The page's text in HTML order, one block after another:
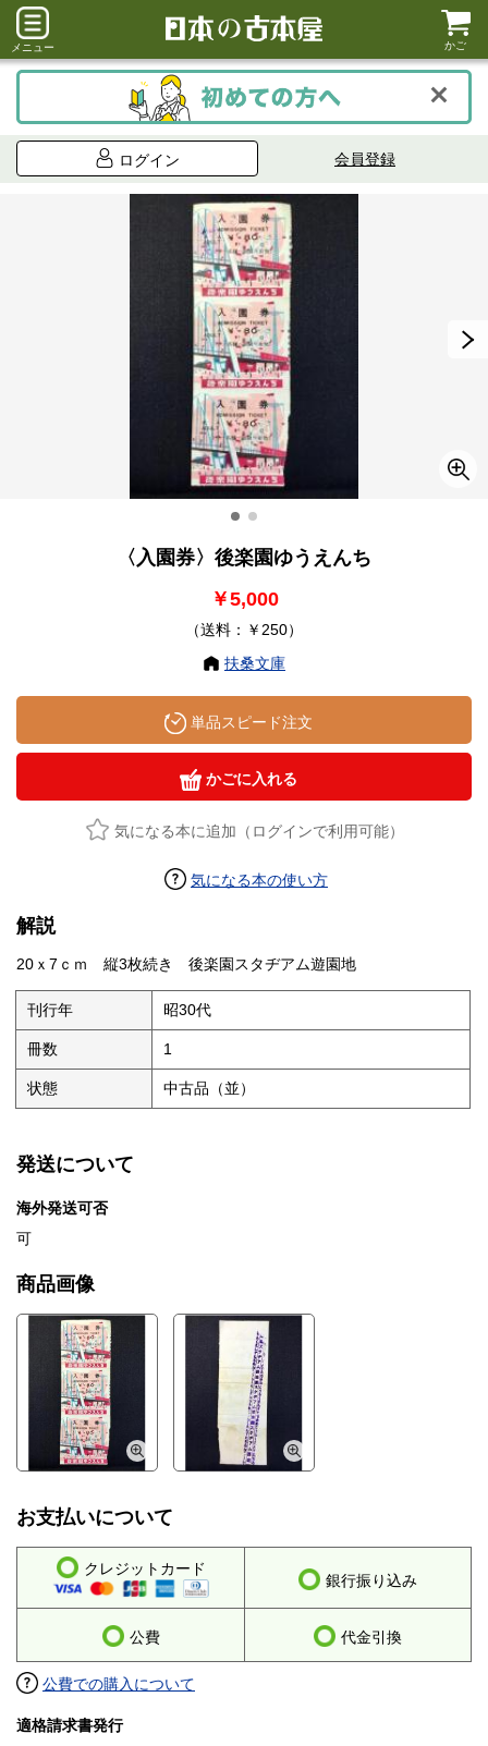
メニュー かご
ログイン 会員登録
〈入園券〉後楽園ゆうえんち
￥5,000
（送料：￥250）
扶桑文庫
単品スピード注文
かごに入れる
気になる本に追加（ログインで利用可能）
気になる本の使い方
解説
20ｘ7ｃｍ 縦3枚続き 後楽園スタヂアム遊園地
刊行年 昭30代
冊数 1
状態 中古品（並）
発送について
海外発送可否
可
商品画像
お支払いについて
クレジットカード
銀行振り込み
公費 代金引換
公費での購入について
適格請求書発行